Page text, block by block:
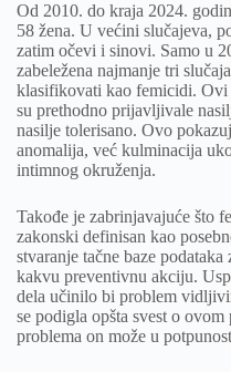
Od 2010. do kraja 2024.
58 žena. U većini slučajeva,
zatim očevi i sinovi. Samo u
zabeležena najmanje tri
klasifikovati kao femicidi. Ovi
su prethodno prijavljivale
nasilje tolerisano. Ovo
anomalija, već kulminacija
intimnog okruženja.
Takođe je zabrinjavajuće što
zakonski definisan kao
stvaranje tačne baze
kakvu preventivnu akciju.
dela učinilo bi problem
se podigla opšta svest o
problema on može u